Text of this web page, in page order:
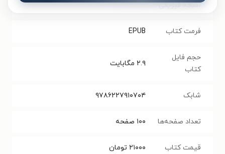
نسخه فیزیکی
فرمت کتاب EPUB
حجم فایل
کتاب
۲.۹ مگابایت
شابک ۹۷۸۶۲۲۷۹۱۰۷۰۴
تعداد صفحه‌ها ۱۰۰ صفحه
قیمت کتاب ۲۱۰۰۰ تومان